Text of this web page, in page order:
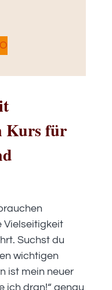
Kurs für
Vielseitigkeit
Suchst du
wichtigen
ist mein neuer
ich dran!“ genau